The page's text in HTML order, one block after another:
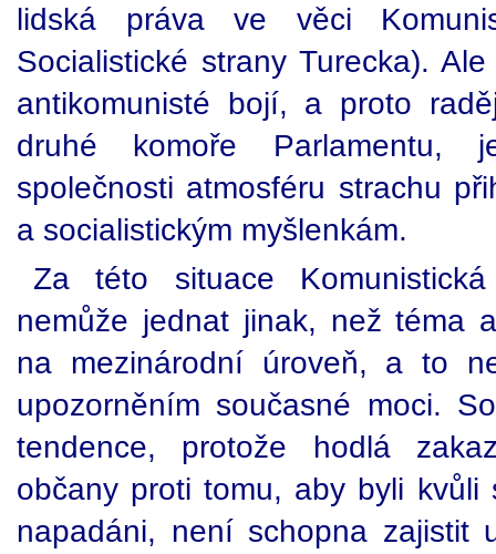
lidská práva ve věci
Socialistické strany Turecka).
antikomunisté bojí, a proto
druhé komoře Parlamentu,
společnosti atmosféru strachu
a socialistickým myšlenkám.
Za této situace
nemůže jednat jinak, než téma
na mezinárodní úroveň, a to
upozorněním současné moci.
tendence, protože hodlá
občany proti tomu, aby byli kvůli
napadáni, není schopna zajistit